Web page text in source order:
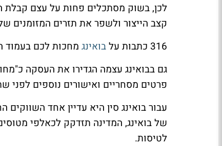
לכן, בשוק מסתכלים פחות על עצם
קצב הייצור ולשפר את תזרים המזומנים
316 כתבות על
בואינג מחכות לכם בעמוד
גם בבואינג עצמה הגדירו את העסקה
פרטים מסחריים ואישורים נוספים
עבור בואינג סין היא עדיין אחד
של בואינג, המדינה תזדקק לכאלפי
לטיסות.